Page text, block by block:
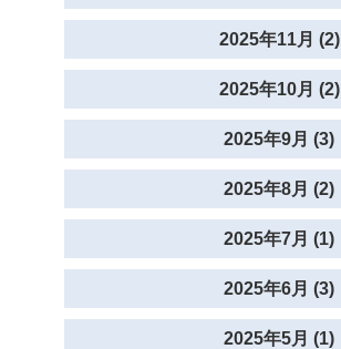
2025年11月 (2)
2025年10月 (2)
2025年9月 (3)
2025年8月 (2)
2025年7月 (1)
2025年6月 (3)
2025年5月 (1)